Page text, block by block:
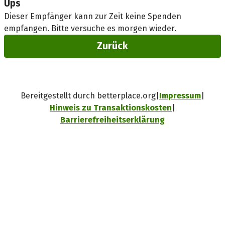
Ups
Dieser Empfänger kann zur Zeit keine Spenden
empfangen. Bitte versuche es morgen wieder.
Zurück
Bereitgestellt durch betterplace.org Impressum
Hinweis zu Transaktionskosten
Barrierefreiheitserklärung